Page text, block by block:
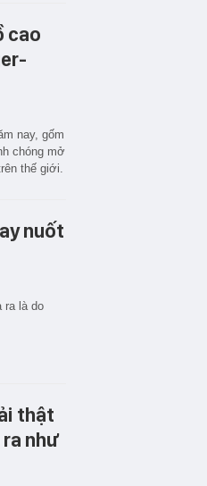
cao
nay, gốm
chóng mở
thế giới.
nuốt
ra là do
thật
như